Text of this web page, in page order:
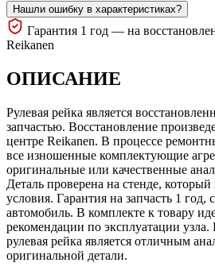
Нашли ошибку в характеристиках?
Гарантия 1 год — на
Reikanen
ОПИСАНИЕ
Рулевая рейка является
запчастью. Восстановление
центре Reikanen. В процессе
все изношенные комплектующие
оригинальные или качественные
Деталь проверена на стенде,
условия. Гарантия на запчасть 1 год,
автомобиль. В комплекте к товару
рекомендации по эксплуатации узла.
рулевая рейка является отличным
оригинальной детали.